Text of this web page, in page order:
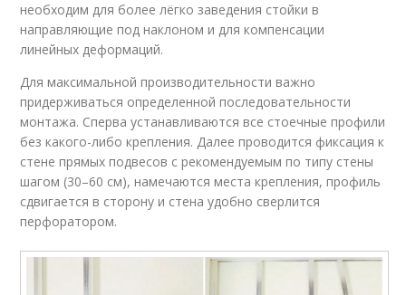
необходим для более лёгко заведения стойки в
направляющие под наклоном и для компенсации
линейных деформаций.
Для максимальной производительности важно
придерживаться определенной последовательности
монтажа. Сперва устанавливаются все стоечные профили
без какого-либо крепления. Далее проводится фиксация к
стене прямых подвесов с рекомендуемым по типу стены
шагом (30–60 см), намечаются места крепления, профиль
сдвигается в сторону и стена удобно сверлится
перфоратором.